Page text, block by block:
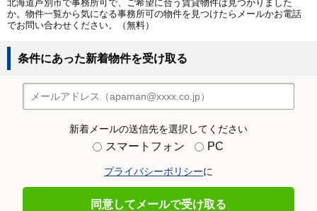
北海道芦別市で事務所可で、ご希望に合う賃貸物件は見つかりました
か。物件一覧から気になる事務所可の物件を見つけたらメールかお電話
でお問い合わせください。（無料）
条件にあった新着物件を受け取る
新着メールの送信先を選択してください
スマートフォン PC
プライバシーポリシーに
同意してメールで受け取る